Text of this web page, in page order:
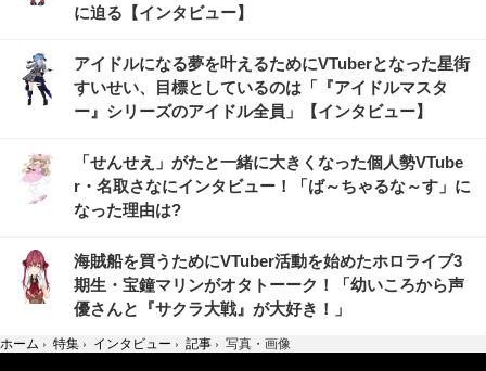
に迫る【インタビュー】
アイドルになる夢を叶えるためにVTuberとなった星街
すいせい、目標としているのは「『アイドルマスタ
ー』シリーズのアイドル全員」【インタビュー】
「せんせえ」がたと一緒に大きくなった個人勢VTube
r・名取さなにインタビュー！「ば～ちゃるな～す」に
なった理由は?
海賊船を買うためにVTuber活動を始めたホロライブ3
期生・宝鐘マリンがオタトーーク！「幼いころから声
優さんと『サクラ大戦』が大好き！」
ホーム › 特集 › インタビュー › 記事 › 写真・画像